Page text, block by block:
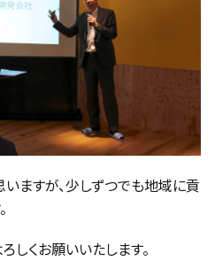
ますが、少しずつでも地域に貢
しくお願いいたします。